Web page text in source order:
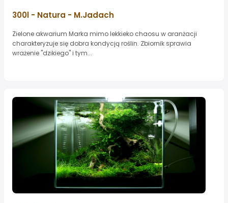
300l - Natura - M.Jadach
Zielone akwarium Marka mimo lekkieko chaosu w aranżacji
charakteryzuje się dobra kondycją roślin. Zbiornik sprawia
wrażenie "dzikiego" i tym...